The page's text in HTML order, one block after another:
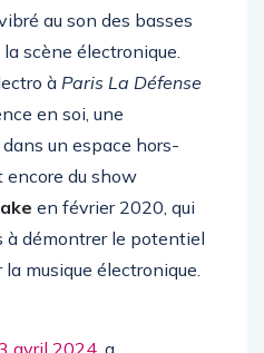
légendes du rock et
au son des basses
scène électronique.
à Paris La Défense
en soi, une
un espace hors-
encore du show
en février 2020, qui
à démontrer le potentiel